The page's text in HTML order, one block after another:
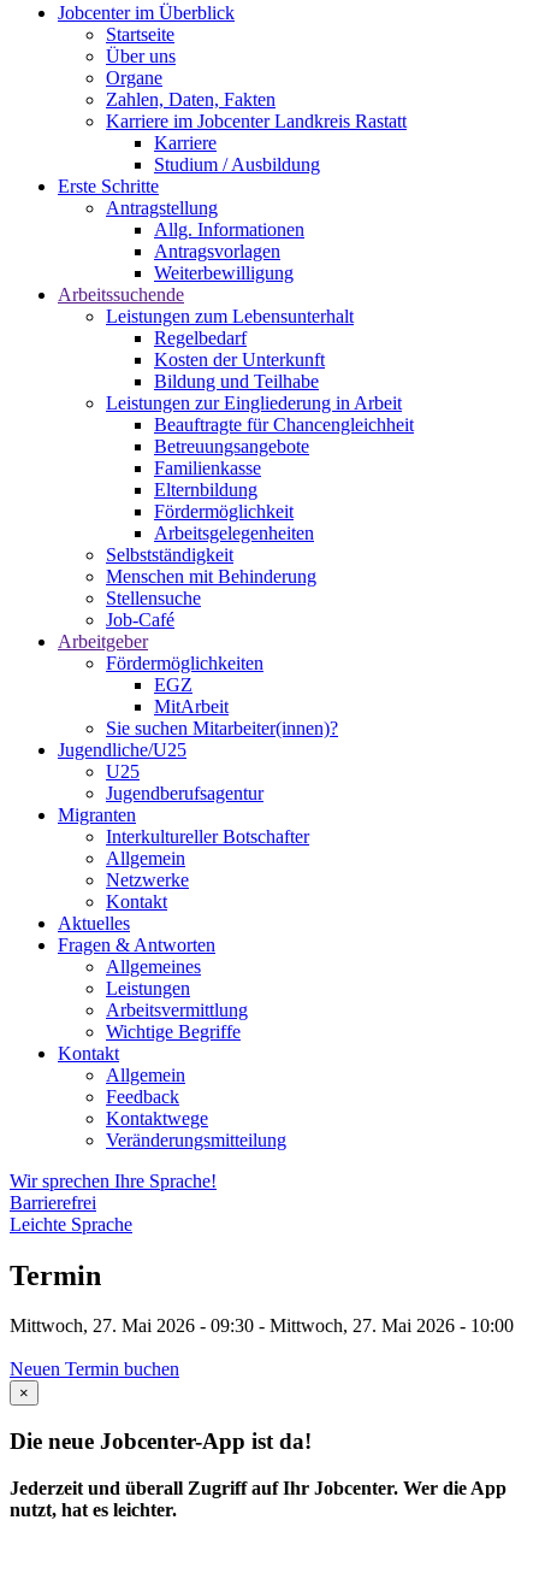
Jobcenter im Überblick
Startseite
Über uns
Organe
Zahlen, Daten, Fakten
Karriere im Jobcenter Landkreis Rastatt
Karriere
Studium / Ausbildung
Erste Schritte
Antragstellung
Allg. Informationen
Antragsvorlagen
Weiterbewilligung
Arbeitssuchende
Leistungen zum Lebensunterhalt
Regelbedarf
Kosten der Unterkunft
Bildung und Teilhabe
Leistungen zur Eingliederung in Arbeit
Beauftragte für Chancengleichheit
Betreuungsangebote
Familienkasse
Elternbildung
Fördermöglichkeit
Arbeitsgelegenheiten
Selbstständigkeit
Menschen mit Behinderung
Stellensuche
Job-Café
Arbeitgeber
Fördermöglichkeiten
EGZ
MitArbeit
Sie suchen Mitarbeiter(innen)?
Jugendliche/U25
U25
Jugendberufsagentur
Migranten
Interkultureller Botschafter
Allgemein
Netzwerke
Kontakt
Aktuelles
Fragen & Antworten
Allgemeines
Leistungen
Arbeitsvermittlung
Wichtige Begriffe
Kontakt
Allgemein
Feedback
Kontaktwege
Veränderungsmitteilung
Wir sprechen Ihre Sprache!
Barrierefrei
Leichte Sprache
Termin
Mittwoch, 27. Mai 2026 - 09:30 - Mittwoch, 27. Mai 2026 - 10:00
Neuen Termin buchen
×
Die neue Jobcenter-App ist da!
Jederzeit und überall Zugriff auf Ihr Jobcenter. Wer die App
nutzt, hat es leichter.